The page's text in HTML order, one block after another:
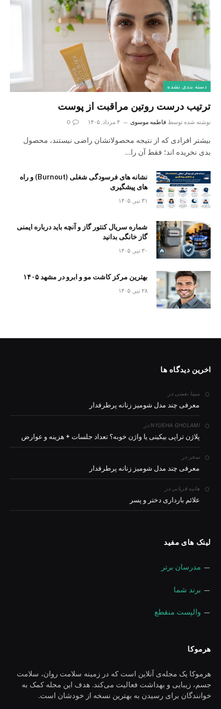
دسته بندی نشده
ترتیب درست روتین مراقبت از پوست
نوشته شده توسط فاطمه موسوی ۴ مرداد, ۱۴۰۵ 0
بیشتر افرادی که از نتیجه محصولاتشان راضی نیستند، محصول
بدی نخریده اند؛ فقط آن را…
نشانه های فرسودگی شغلی (Burnout) و راه
های پیشگیری
۳۱ تیر, ۱۴۰۵
شماره سریال کنتور گاز و آنچه باید درباره ایمنی
گاز خانگی بدانید
۳۰ تیر, ۱۴۰۵
بهترین مرکز کاشت مو و ابرو در مشهد ۱۴۰۵
۲۸ تیر, ۱۴۰۵
اخرین دیدگاه ها
مبینا نعمتی در
معرفی چند مدل شومیز زنانه پرطرفدار
NYUSHA GHOLAMI در
پلاژن تراپی بیکینی یا واژن خوبه؟ تعداد جلسات + هزینه و عوارض
سحر در
معرفی چند مدل شومیز زنانه پرطرفدار
هانیه قربانی در
علائم بارداری دختر و پسر
لینک های مفید
— مدرسان برتر
— برند شما
— والپست منقطع
هرموکا
هرموکا یک مجله‌ی آنلاین است که در زمینه سلامت روان، سلامت
جسم، زیبایی و بهداشت فعالیت می‌کند. هدف این مجله کمک به
خوانندگان برای رسیدن به بهترین نسخه از خودشان است.